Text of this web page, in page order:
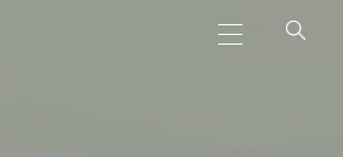
Menu